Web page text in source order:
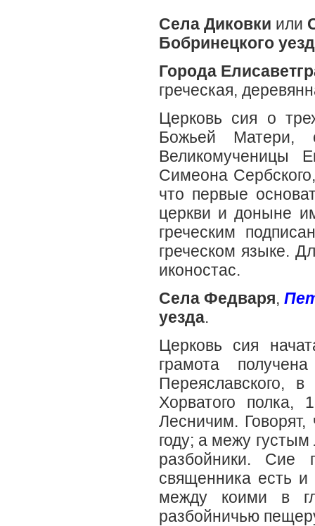
Села Диковки или
Бобринецкого
Города
греческая,
Церковь сия о
Божьей
Великомученицы
Симеона
что первые
церкви и доныне
греческим
греческом языке.
иконостас.
Села Федваря,
уезда.
Церковь сия
грамота
Переяславского,
Хорватого
Лесничим.
году; а межу
разбойники. Сие
священника есть
между коими в
разбойничью